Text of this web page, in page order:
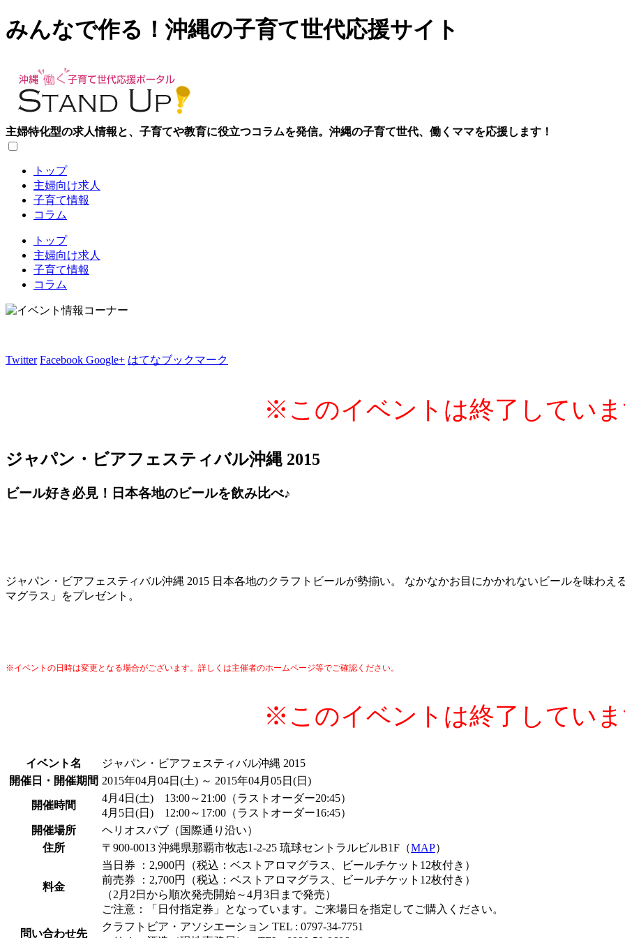
みんなで作る！沖縄の子育て世代応援サイト
主婦特化型の求人情報と、子育てや教育に役立つコラムを発信。沖縄の子育て世代、働くママを応援します！
トップ
主婦向け求人
子育て情報
コラム
トップ
主婦向け求人
子育て情報
コラム
Twitter Facebook Google+ はてなブックマーク
※このイベントは終了してい
ジャパン・ビアフェスティバル沖縄 2015
ビール好き必見！日本各地のビールを飲み比べ♪
ジャパン・ビアフェスティバル沖縄 2015 日本各地のクラフトビールが勢揃い。 なかなかお目にかかれないビールを味わ
マグラス」をプレゼント。
※イベントの日時は変更となる場合がございます。詳しくは主催者のホームページ等でご確認ください。
※このイベントは終了してい
イベント名
ジャパン・ビアフェスティバル沖縄 2015
開催日・開催期間 2015年04月04日(土) ～ 2015年04月05日(日)
開催時間
4月4日(土) 13:00～21:00（ラストオーダー20:45）
4月5日(日) 12:00～17:00（ラストオーダー16:45）
開催場所
ヘリオスパブ（国際通り沿い）
住所
〒900-0013 沖縄県那覇市牧志1-2-25 琉球セントラルビルB1F（MAP）
料金
当日券 ：2,900円（税込：ベストアロマグラス、ビールチケット12枚付き）
前売券 ：2,700円（税込：ベストアロマグラス、ビールチケット12枚付き）
（2月2日から順次発売開始～4月3日まで発売）
ご注意：「日付指定券」となっています。ご来場日を指定してご購入ください。
問い合わせ先
クラフトビア・アソシエーション TEL : 0797-34-7751